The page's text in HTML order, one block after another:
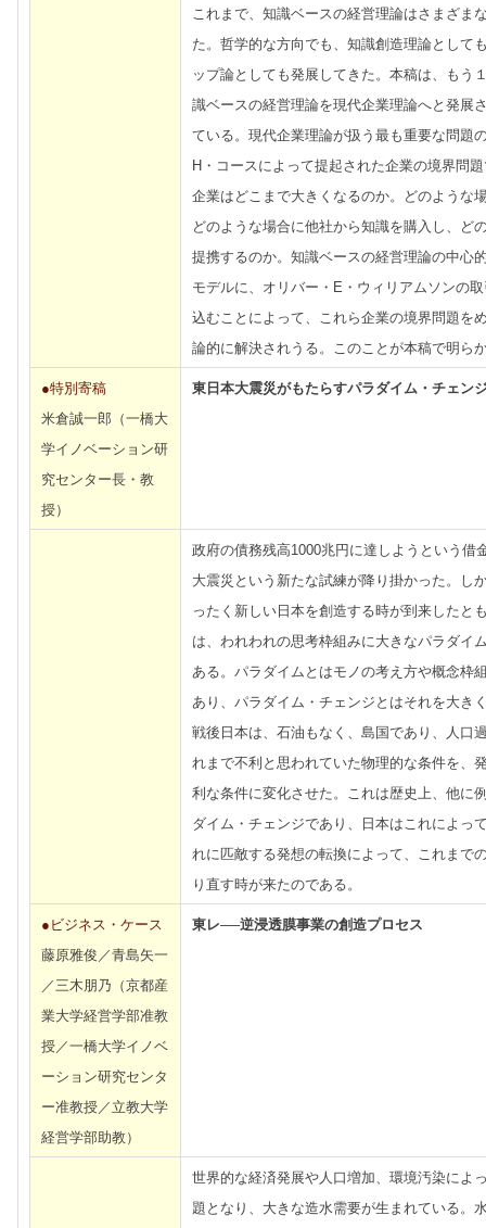
これまで、知識ベースの経営理論はさまざま
た。哲学的な方向でも、知識創造理論として
ップ論としても発展してきた。本稿は、もう
識ベースの経営理論を現代企業理論へと発展
ている。現代企業理論が扱う最も重要な問題
H・コースによって提起された企業の境界問
企業はどこまで大きくなるのか。どのような
どのような場合に他社から知識を購入し、ど
提携するのか。知識ベースの経営理論の中心
モデルに、オリバー・E・ウィリアムソンの
込むことによって、これら企業の境界問題を
論的に解決されうる。このことが本稿で明ら
●特別寄稿
米倉誠一郎（一橋大
学イノベーション研
究センター長・教
授）
東日本大震災がもたらすパラダイム・チェン
政府の債務残高1000兆円に達しようという借
大震災という新たな試練が降り掛かった。し
ったく新しい日本を創造する時が到来したと
は、われわれの思考枠組みに大きなパラダイ
ある。パラダイムとはモノの考え方や概念枠
あり、パラダイム・チェンジとはそれを大き
戦後日本は、石油もなく、島国であり、人口
れまで不利と思われていた物理的な条件を、
利な条件に変化させた。これは歴史上、他に
ダイム・チェンジであり、日本はこれによっ
れに匹敵する発想の転換によって、これまで
り直す時が来たのである。
●ビジネス・ケース
藤原雅俊／青島矢一
／三木朋乃（京都産
業大学経営学部准教
授／一橋大学イノベ
ーション研究センタ
ー准教授／立教大学
経営学部助教）
東レ──逆浸透膜事業の創造プロセス
世界的な経済発展や人口増加、環境汚染によ
題となり、大きな造水需要が生まれている。